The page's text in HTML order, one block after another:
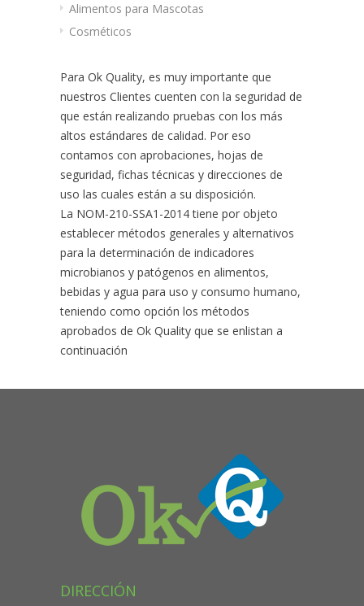
Alimentos para Mascotas
Cosméticos
Para Ok Quality, es muy importante que
nuestros Clientes cuenten con la seguridad de
que están realizando pruebas con los más
altos estándares de calidad. Por eso
contamos con aprobaciones, hojas de
seguridad, fichas técnicas y direcciones de
uso las cuales están a su disposición.
La NOM-210-SSA1-2014 tiene por objeto
establecer métodos generales y alternativos
para la determinación de indicadores
microbianos y patógenos en alimentos,
bebidas y agua para uso y consumo humano,
teniendo como opción los métodos
aprobados de Ok Quality que se enlistan a
continuación
DIRECCIÓN